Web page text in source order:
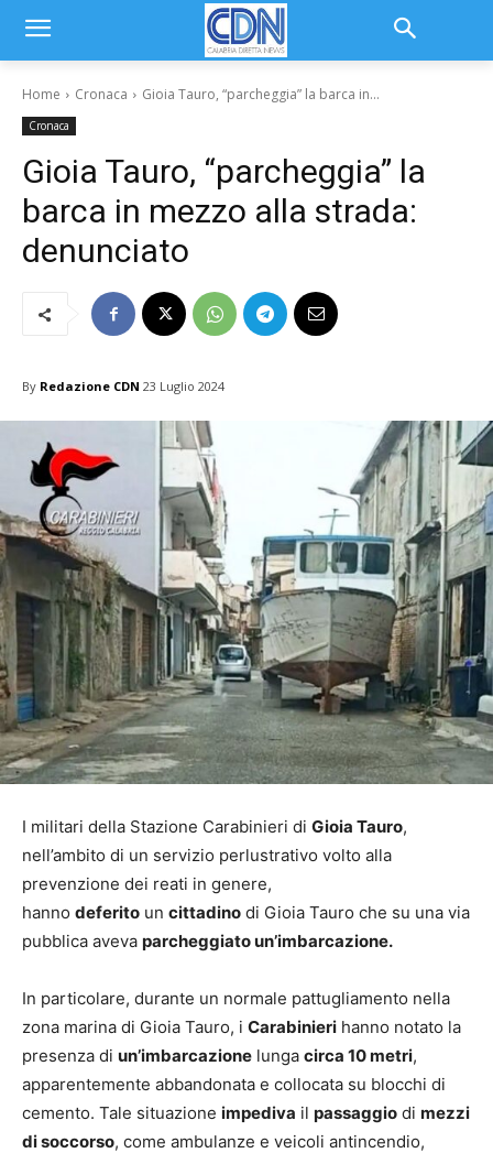
Home Cronaca Gioia Tauro, “parcheggia” la barca in...
Cronaca
Gioia Tauro, “parcheggia” la
barca in mezzo alla strada:
denunciato
By Redazione CDN 23 Luglio 2024
I militari della Stazione Carabinieri di Gioia Tauro,
nell’ambito di un servizio perlustrativo volto alla
prevenzione dei reati in genere,
hanno deferito un cittadino di Gioia Tauro che su una via
pubblica aveva parcheggiato un’imbarcazione.
In particolare, durante un normale pattugliamento nella
zona marina di Gioia Tauro, i Carabinieri hanno notato la
presenza di un’imbarcazione lunga circa 10 metri,
apparentemente abbandonata e collocata su blocchi di
cemento. Tale situazione impediva il passaggio di mezzi
di soccorso, come ambulanze e veicoli antincendio,